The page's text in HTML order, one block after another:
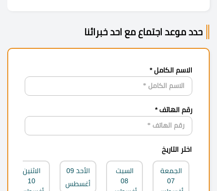
حدد موعد اجتماع مع احد خبرائنا
الاسم الكامل *
رقم الهاتف *
اختر التاريخ
الجمعة
07
السبت
08
الأحد 09
أغسطس
الاثنين
10